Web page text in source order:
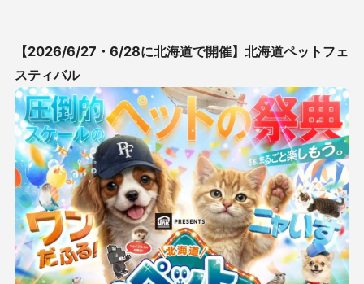
【2026/6/27・6/28に北海道で開催】 北海道ペットフェ
スティバル